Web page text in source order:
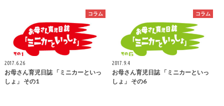
コラム
2017.6.26
お母さん育児日誌 「ミニカーといっ
しょ」 その1
コラム
2017.9.4
お母さん育児日誌 「ミニカーといっ
しょ」 その6